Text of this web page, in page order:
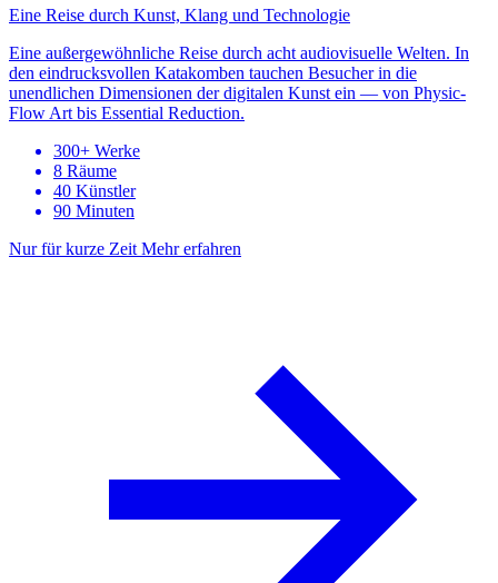
Eine Reise durch Kunst, Klang und Technologie
Eine außergewöhnliche Reise durch acht audiovisuelle Welten. In
den eindrucksvollen Katakomben tauchen Besucher in die
unendlichen Dimensionen der digitalen Kunst ein — von Physic-
Flow Art bis Essential Reduction.
300+ Werke
8 Räume
40 Künstler
90 Minuten
Nur für kurze Zeit Mehr erfahren